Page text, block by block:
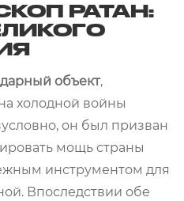
РАТАН:
объект,
холодной войны
он был призван
мощь страны
инструментом для
Впоследствии обе